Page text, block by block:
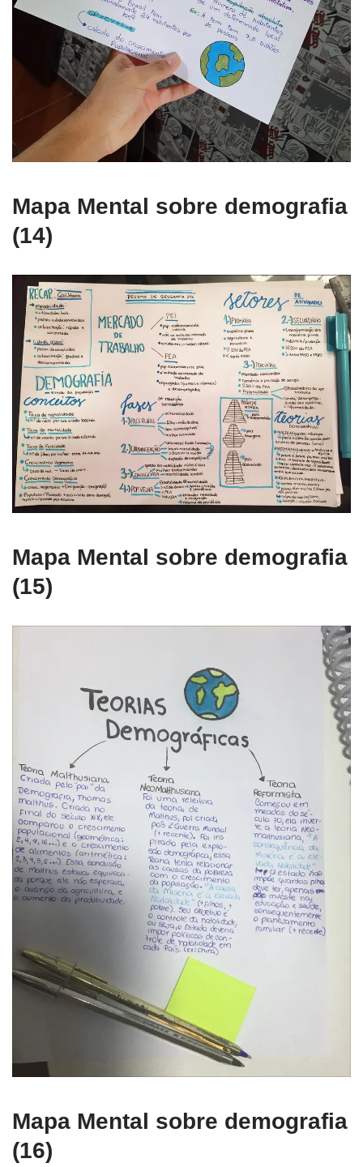
Mapa Mental sobre demografia
(14)
Mapa Mental sobre demografia
(15)
Mapa Mental sobre demografia
(16)